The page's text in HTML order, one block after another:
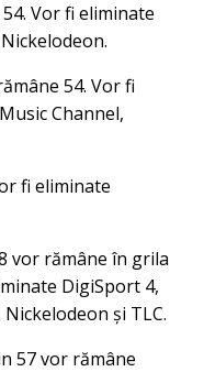
Vor fi eliminate
54. Vor fi
Channel,
fi eliminate
vor rămâne în grila
DigiSport 4,
și TLC.
57 vor rămâne